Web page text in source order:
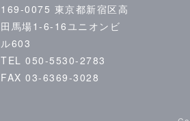
169-0075 東京都新宿区高
田馬場1-6-16ユニオンビ
ル603
TEL 050-5530-2783
FAX 03-6369-3028